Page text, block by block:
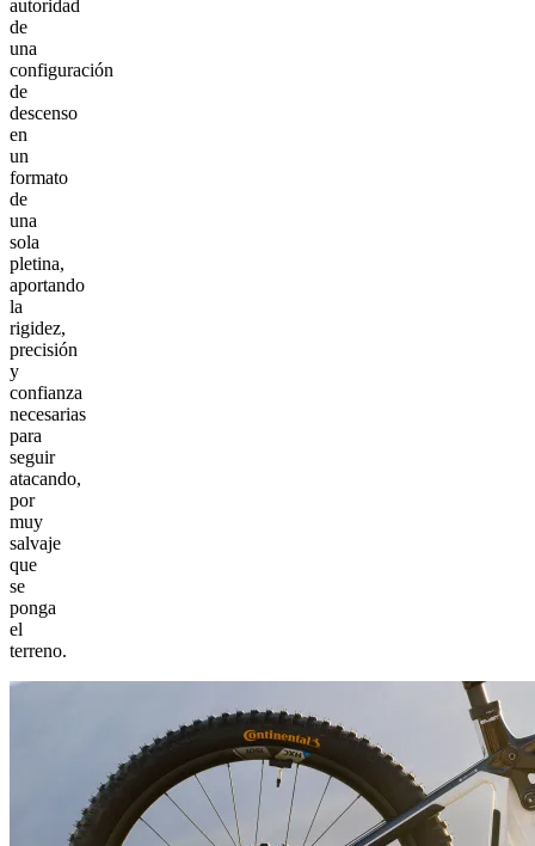
autoridad
de
una
configuración
de
descenso
en
un
formato
de
una
sola
pletina,
aportando
la
rigidez,
precisión
y
confianza
necesarias
para
seguir
atacando,
por
muy
salvaje
que
se
ponga
el
terreno.